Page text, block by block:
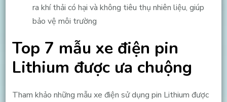
ra khí thải có hại và không tiêu thụ nhiên liệu, giúp
bảo vệ môi trường
Top 7 mẫu xe điện pin
Lithium được ưa chuộng
Tham khảo những mẫu xe điện sử dụng pin Lithium được